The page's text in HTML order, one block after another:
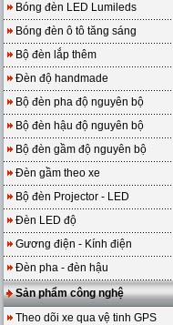
Bóng đèn LED Lumileds
Bóng đèn ô tô tăng sáng
Bộ đèn lắp thêm
Đèn độ handmade
Bộ đèn pha độ nguyên bộ
Bộ đèn hậu độ nguyên bộ
Bộ đèn gầm độ nguyên bộ
Đèn gầm theo xe
Bộ đèn Projector - LED
Đèn LED độ
Gương điện - Kính điện
Đèn pha - đèn hậu
Sản phẩm công nghệ
Theo dõi xe qua vệ tinh GPS